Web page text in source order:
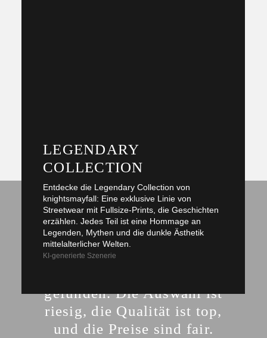
LEGENDARY
COLLECTION
Entdecke die Legendary Collection von
knightsmayfall: Eine exklusive Linie von
Streetwear mit Fullsize-Prints, die Geschichten
erzählen. Jedes Teil ist eine Hommage an
Legenden, Mythen und die dunkle Ästhetik
mittelalterlicher Welten.
KI-generierte Szenerie
"Als großer Mittelalter-
Fan habe ich bei
knightsmayfall tolle
gefunden. Die Auswahl ist
riesig, die Qualität ist top,
und die Preise sind fair.